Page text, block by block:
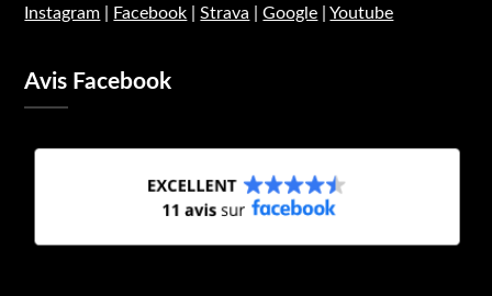
Instagram Facebook |Strava |Google |Youtube
Avis Facebook